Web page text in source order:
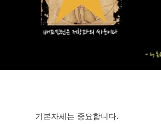
기본자세는 중요합니다.